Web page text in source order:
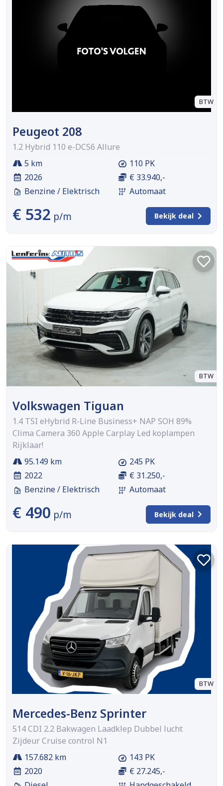
BTW
Peugeot 208
1.2 Hybrid 110 e-DCS6 Allure
5 km
2026
Benzine / Elektrisch
110 PK
€ 33.940,-
Automaat
€ 532 p/m Bekijk deal
BTW
Volkswagen Tiguan
1.4 TSI eHybrid R-Line Business+ NAP SOH 89%
Clima Camera 360 Apple Carplay Led koplampen
Rijklaar!
95.149 km
2022
Benzine / Elektrisch
245 PK
€ 31.250,-
Automaat
€ 490 p/m Bekijk deal
BTW
Mercedes-Benz Sprinter
514 CDI 2.2 Bakwagen Laadklep Dubbel lucht
Zijdeur Cruise control N1
157.682 km
2020
143 PK
€ 27.245,-